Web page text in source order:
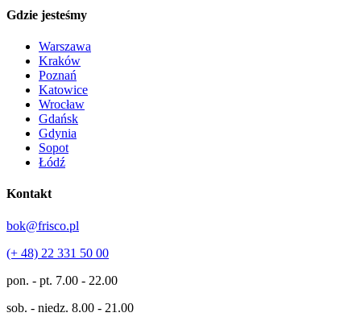
Gdzie jesteśmy
Warszawa
Kraków
Poznań
Katowice
Wrocław
Gdańsk
Gdynia
Sopot
Łódź
Kontakt
bok@frisco.pl
(+ 48) 22 331 50 00
pon. - pt. 7.00 - 22.00
sob. - niedz. 8.00 - 21.00